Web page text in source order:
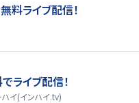
料ライブ配信！
ライブ配信！
ハイ(インハイ.tv)